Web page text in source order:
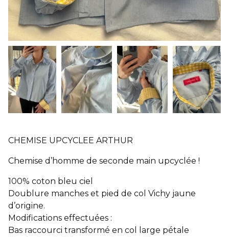
CHEMISE UPCYCLEE ARTHUR
Chemise d’homme de seconde main upcyclée !
100% coton bleu ciel
Doublure manches et pied de col Vichy jaune
d’origine.
Modifications effectuées :
Bas raccourci transformé en col large pétale